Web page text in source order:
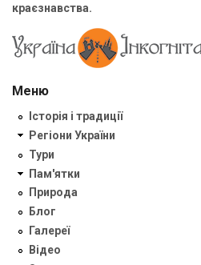
краєзнавства.
Меню
Історія і традиції
Регіони України
Тури
Пам'ятки
Природа
Блог
Галереї
Відео